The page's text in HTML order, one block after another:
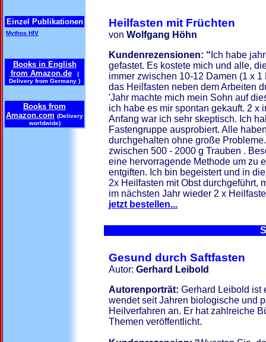
Einzel Publikationen
Mythos HIV
Books in English
from Amazon.de(
Delivery from Germany )
Books from
Amazon.com (Delivery
worldwide)
Heilfasten mit Früchten
von Wolfgang Höhn
Kundenrezensionen: “ Ich habe
gefastet. Es kostete mich und alle,
immer zwischen 10-12 Damen (1 x
das Heilfasten neben dem Arbeiten
'Jahr machte mich mein Sohn auf
ich habe es mir spontan gekauft. 2 x
Anfang war ich sehr skeptisch. Ich
Fastengruppe ausprobiert. Alle
durchgehalten ohne große
zwischen 500 - 2000 g Trauben .
eine hervorragende Methode um zu
entgiften. Ich bin begeistert und in
2x Heilfasten mit Obst durchgeführt,
im nächsten Jahr wieder 2 x
jetzt bestellen...
Gesund durch Saftfasten
Autor: Gerhard Leibold
Autorenporträt: Gerhard Leibold ist
wendet seit Jahren biologische und
Heilverfahren an. Er hat zahlreiche
Themen veröffentlicht.